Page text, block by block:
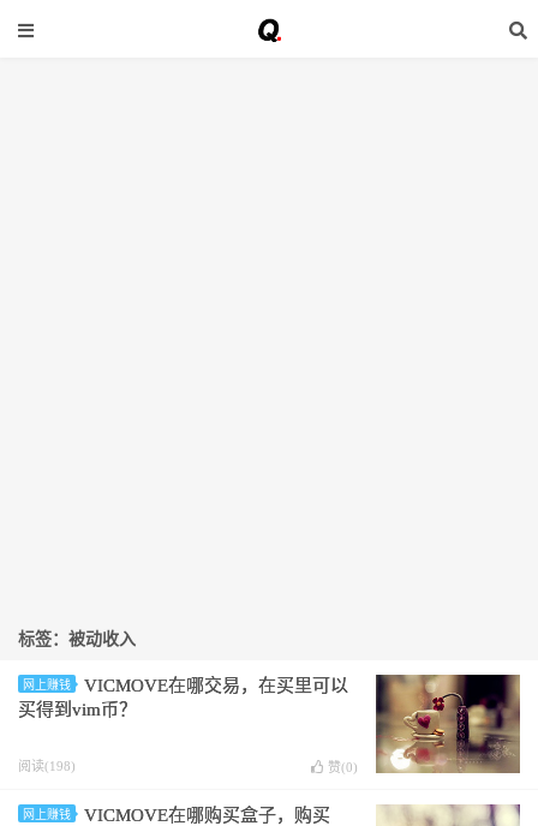
标签：被动收入
网上赚钱
VICMOVE在哪交易，在买里可以
买得到vim币？
阅读(198) 赞(0)
网上赚钱
VICMOVE在哪购买盒子，购买